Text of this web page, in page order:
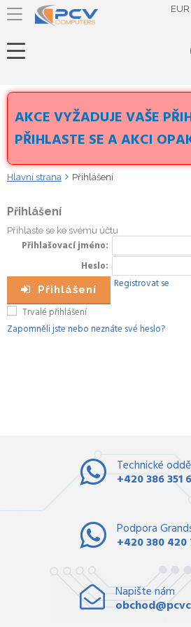
EUR
AKCE VYŽADUJE VAŠE
PŘIHLASTE SE A AKCI
Hlavní strana Přihlášení
Přihlášení
Přihlaste se ke svému účtu
Přihlašovací jméno
Heslo
Přihlášení
Registrovat se
Trvalé přihlášení
Zapomněli jste nebo neznáte své heslo?
Technické
+420 386 351
Podpora
+420 380 420
Napište nám